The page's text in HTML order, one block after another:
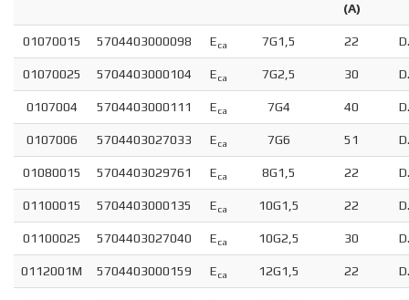
(A)
01070015 5704403000098 Eca 7G1,5 22
01070025 5704403000104 Eca 7G2,5 30
0107004 5704403000111 Eca 7G4 40
0107006 5704403027033 Eca 7G6 51
01080015 5704403029761 Eca 8G1,5 22
01100015 5704403000135 Eca 10G1,5 22
01100025 5704403027040 Eca 10G2,5 30
0112001M 5704403000159 Eca 12G1,5 22